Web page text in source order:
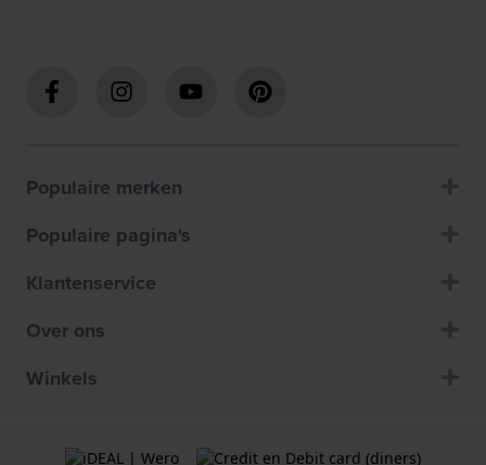
Populaire merken
Populaire pagina's
Klantenservice
Over ons
Winkels